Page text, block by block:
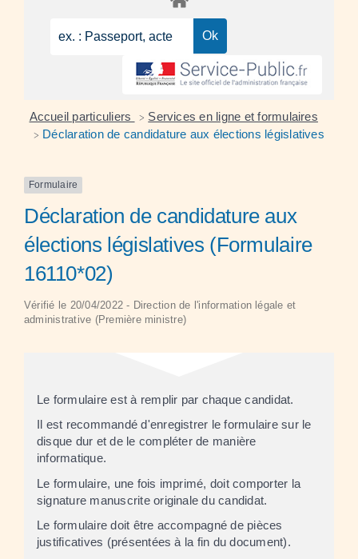
Accueil particuliers > Services en ligne et formulaires
> Déclaration de candidature aux élections législatives
Formulaire
Déclaration de candidature aux
élections législatives (Formulaire
16110*02)
Vérifié le 20/04/2022 - Direction de l'information légale et
administrative (Première ministre)
Le formulaire est à remplir par chaque candidat.
Il est recommandé d'enregistrer le formulaire sur le
disque dur et de le compléter de manière
informatique.
Le formulaire, une fois imprimé, doit comporter la
signature manuscrite originale du candidat.
Le formulaire doit être accompagné de pièces
justificatives (présentées à la fin du document).